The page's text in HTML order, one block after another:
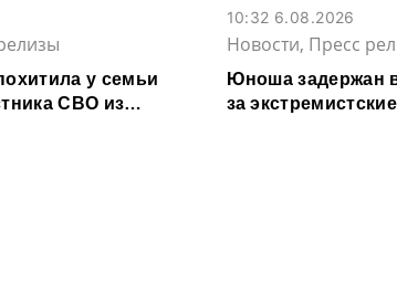
у семьи
СВО из
10:32 6.08.2026
Новости, Пресс
Юноша задержан
за